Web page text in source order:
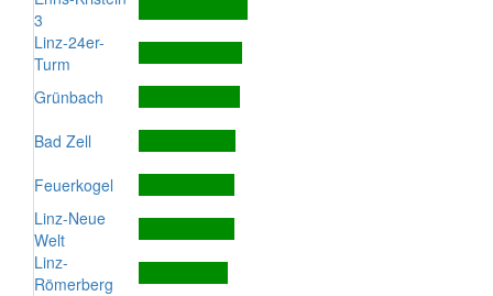
3
Linz-24er-
Turm
Grünbach
Bad Zell
Feuerkogel
Linz-Neue
Welt
Linz-
Römerberg